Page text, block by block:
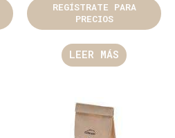
REGÍSTRATE PARA
PRECIOS
LEER MÁS